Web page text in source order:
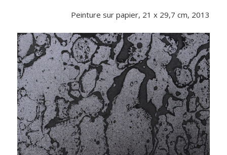
Peinture sur papier, 21 x 29,7 cm, 2013